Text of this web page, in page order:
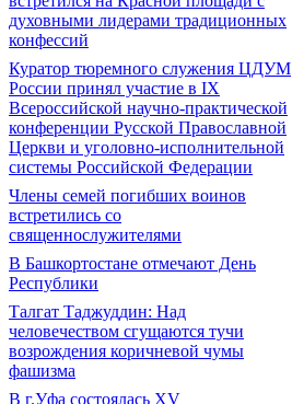
духовными лидерами традиционных
конфессий
Куратор тюремного служения ЦДУМ
России принял участие в IX
Всероссийской научно-практической
конференции Русской Православной
Церкви и уголовно-исполнительной
системы Российской Федерации
Члены семей погибших воинов
встретились со
священнослужителями
В Башкортостане отмечают День
Республики
Талгат Таджуддин: Над
человечеством сгущаются тучи
возрождения коричневой чумы
фашизма
В г.Уфа состоялась XV